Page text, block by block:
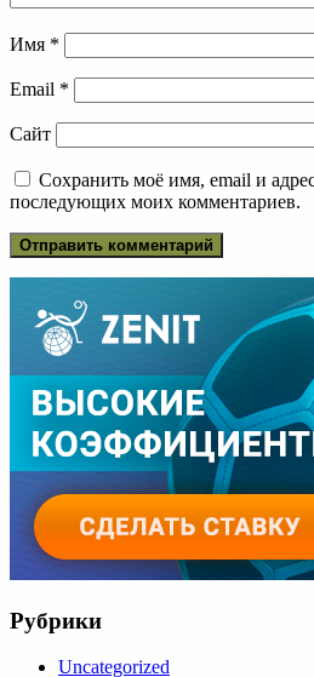
Имя *
Email *
Сайт
Сохранить моё имя, email и
последующих моих комментариев.
Рубрики
Uncategorized